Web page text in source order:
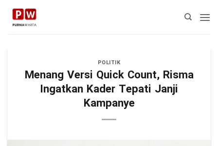
Skip
content
POLITIK
Menang Versi Quick Count, Risma
Ingatkan Kader Tepati Janji
Kampanye